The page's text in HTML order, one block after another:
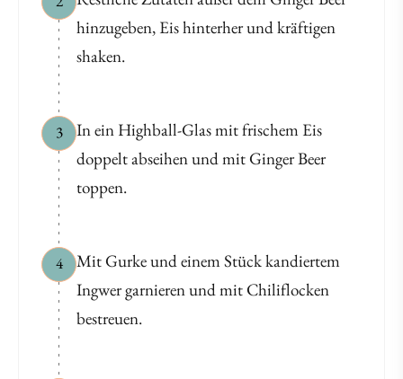
hinzugeben, Eis hinterher und kräftigen
shaken.
3
In ein Highball-Glas mit frischem Eis
doppelt abseihen und mit Ginger Beer
toppen.
4
Mit Gurke und einem Stück kandiertem
Ingwer garnieren und mit Chiliflocken
bestreuen.